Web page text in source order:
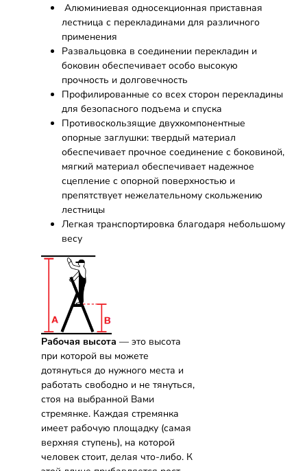
Алюминиевая односекционная приставная
лестница с перекладинами для различного
применения
Развальцовка в соединении перекладин и
боковин обеспечивает особо высокую
прочность и долговечность
Профилированные со всех сторон перекладины
для безопасного подъема и спуска
Противоскользящие двухкомпонентные
опорные заглушки: твердый материал
обеспечивает прочное соединение с боковиной,
мягкий материал обеспечивает надежное
сцепление с опорной поверхностью и
препятствует нежелательному скольжению
лестницы
Легкая транспортировка благодаря небольшому
весу
Рабочая высота — это высота
при которой вы можете
дотянуться до нужного места и
работать свободно и не тянуться,
стоя на выбранной Вами
стремянке. Каждая стремянка
имеет рабочую площадку (самая
верхняя ступень), на которой
человек стоит, делая что-либо. К